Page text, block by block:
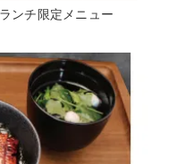
ンチ限定メニュー